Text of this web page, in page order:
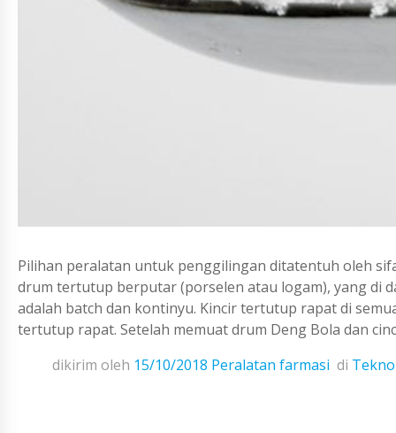
Pilihan peralatan untuk penggilingan ditatentuh oleh
drum tertutup berputar (porselen atau logam), yang di
adalah batch dan kontinyu. Kincir tertutup rapat di
tertutup rapat. Setelah memuat drum Deng Bola dan
dikirim oleh 15/10/2018 Peralatan farmasi di